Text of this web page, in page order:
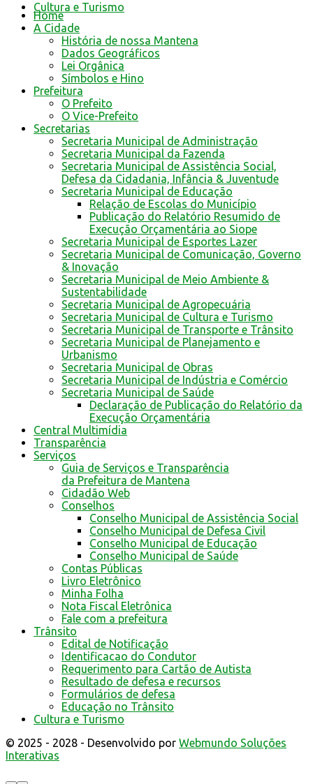
Cultura e Turismo
Home
A Cidade
História de nossa Mantena
Dados Geográficos
Lei Orgânica
Símbolos e Hino
Prefeitura
O Prefeito
O Vice-Prefeito
Secretarias
Secretaria Municipal de Administração
Secretaria Municipal da Fazenda
Secretaria Municipal de Assistência Social,
Defesa da Cidadania, Infância & Juventude
Secretaria Municipal de Educação
Relação de Escolas do Município
Publicação do Relatório Resumido de
Execução Orçamentária ao Siope
Secretaria Municipal de Esportes Lazer
Secretaria Municipal de Comunicação, Governo
& Inovação
Secretaria Municipal de Meio Ambiente &
Sustentabilidade
Secretaria Municipal de Agropecuária
Secretaria Municipal de Cultura e Turismo
Secretaria Municipal de Transporte e Trânsito
Secretaria Municipal de Planejamento e
Urbanismo
Secretaria Municipal de Obras
Secretaria Municipal de Indústria e Comércio
Secretaria Municipal de Saúde
Declaração de Publicação do Relatório da
Execução Orçamentária
Central Multimídia
Transparência
Serviços
Guia de Serviços e Transparência
da Prefeitura de Mantena
Cidadão Web
Conselhos
Conselho Municipal de Assistência Social
Conselho Municipal de Defesa Civil
Conselho Municipal de Educação
Conselho Municipal de Saúde
Contas Públicas
Livro Eletrônico
Minha Folha
Nota Fiscal Eletrônica
Fale com a prefeitura
Trânsito
Edital de Notificação
Identificacao do Condutor
Requerimento para Cartão de Autista
Resultado de defesa e recursos
Formulários de defesa
Educação no Trânsito
Cultura e Turismo
© 2025 - 2028 - Desenvolvido por Webmundo Soluções
Interativas